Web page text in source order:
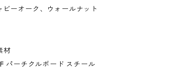
ビーオーク、ウォールナット
材
パーチクルボード スチール